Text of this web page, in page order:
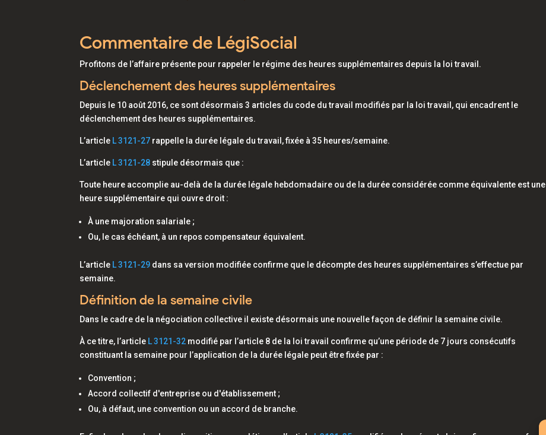
Commentaire de LégiSocial
Profitons de l’affaire présente pour rappeler le régime des heures supplémentaires depuis la loi travail.
Déclenchement des heures supplémentaires
Depuis le 10 août 2016, ce sont désormais 3 articles du code du travail modifiés par la loi travail, qui encadrent le
déclenchement des heures supplémentaires.
L’article L 3121-27 rappelle la durée légale du travail, fixée à 35 heures/semaine.
L’article L 3121-28 stipule désormais que :
Toute heure accomplie au-delà de la durée légale hebdomadaire ou de la durée considérée comme équivalente est une
heure supplémentaire qui ouvre droit :
À une majoration salariale ;
Ou, le cas échéant, à un repos compensateur équivalent.
L’article L 3121-29 dans sa version modifiée confirme que le décompte des heures supplémentaires s’effectue par
semaine.
Définition de la semaine civile
Dans le cadre de la négociation collective il existe désormais une nouvelle façon de définir la semaine civile.
À ce titre, l’article L 3121-32 modifié par l’article 8 de la loi travail confirme qu’une période de 7 jours consécutifs
constituant la semaine pour l’application de la durée légale peut être fixée par :
Convention ;
Accord collectif d'entreprise ou d'établissement ;
Ou, à défaut, une convention ou un accord de branche.